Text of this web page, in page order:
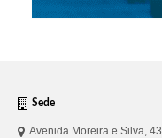
Sede
Avenida Moreira e Silva,